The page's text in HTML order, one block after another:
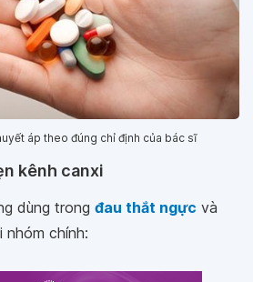
áp theo đúng chỉ định của bác sĩ
kênh canxi
dùng trong đau thắt ngực và
nhóm chính: